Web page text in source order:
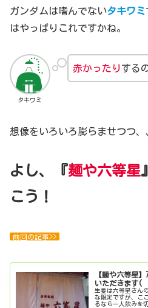
ガンダムは嗜んでないタキワミ
はやっぱりこれですかね。
タキワミ
赤かったりする
想像をいろいろ膨らませつつ、
よし、『麺や六等星
こう！
前回の記事>>
【麺や六等星
いただきます(
生姜は六等星さん
な限定ですが、こ
るなら一人飲みを